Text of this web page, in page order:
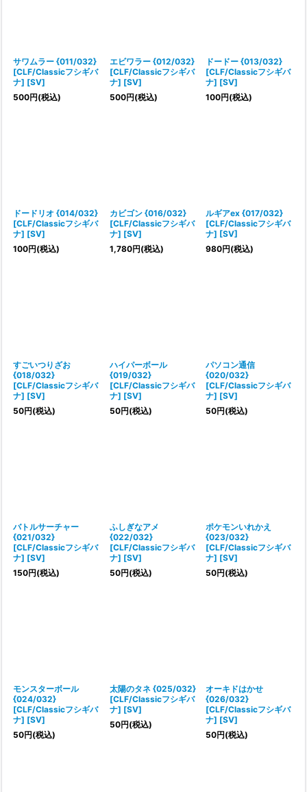
サワムラー {011/032}
[CLF/Classicフシギバ
ナ] [SV]
500円(税込)
エビワラー {012/032}
[CLF/Classicフシギバ
ナ] [SV]
500円(税込)
ドードー {013/032}
[CLF/Classicフシギバ
ナ] [SV]
100円(税込)
ドードリオ {014/032}
[CLF/Classicフシギバ
ナ] [SV]
100円(税込)
カビゴン {016/032}
[CLF/Classicフシギバ
ナ] [SV]
1,780円(税込)
ルギアex {017/032}
[CLF/Classicフシギバ
ナ] [SV]
980円(税込)
すごいつりざお
{018/032}
[CLF/Classicフシギバ
ナ] [SV]
50円(税込)
ハイパーボール
{019/032}
[CLF/Classicフシギバ
ナ] [SV]
50円(税込)
パソコン通信
{020/032}
[CLF/Classicフシギバ
ナ] [SV]
50円(税込)
バトルサーチャー
{021/032}
[CLF/Classicフシギバ
ナ] [SV]
150円(税込)
ふしぎなアメ
{022/032}
[CLF/Classicフシギバ
ナ] [SV]
50円(税込)
ポケモンいれかえ
{023/032}
[CLF/Classicフシギバ
ナ] [SV]
50円(税込)
モンスターボール
{024/032}
[CLF/Classicフシギバ
ナ] [SV]
50円(税込)
太陽のタネ {025/032}
[CLF/Classicフシギバ
ナ] [SV]
50円(税込)
オーキドはかせ
{026/032}
[CLF/Classicフシギバ
ナ] [SV]
50円(税込)